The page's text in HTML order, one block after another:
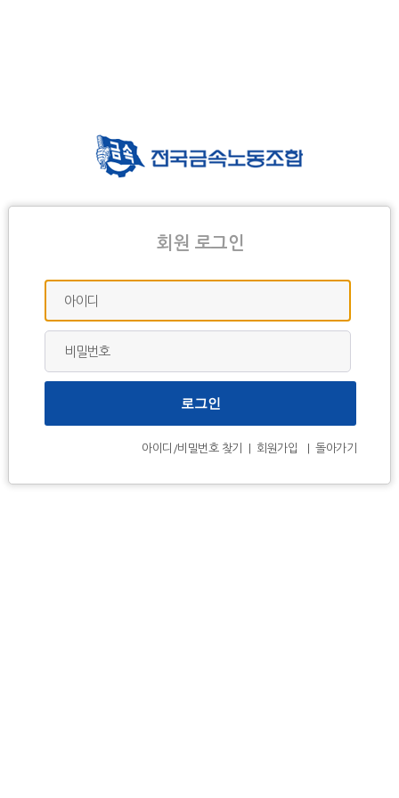
회원 로그인
아이디
비밀번호
아이디/비밀번호 찾기 회원가입 돌아가기